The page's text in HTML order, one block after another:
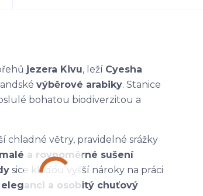
jezera Kivu, leží Cyesha
výběrové arabiky. Stanice
bohatou biodiverzitou a
chladné větry, pravidelné srážky
a rovnoměrné sušení
sice kladou vyšší nároky na práci
a osobitý chuťový